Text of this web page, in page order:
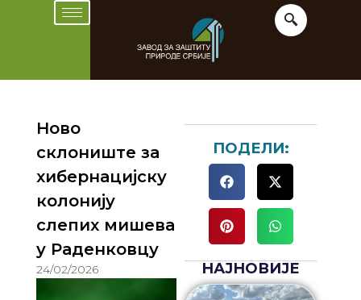
Ново
склониште за
хибернацијску
колонију
слепих мишева
у Раденковцу
24/02/2026
ПОДЕЛИ:
НАЈНОВИЈЕ